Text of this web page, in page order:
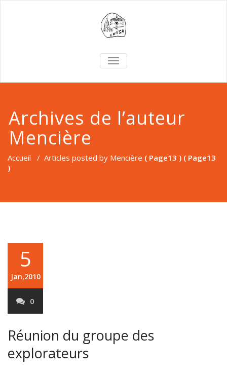
TOGGLE
NAVIGATION
Archives de l’auteur
Mencière
Accueil / Articles posted by Mencière ( Page13 ) ( Page13
)
5
Jan,2010
0
Réunion du groupe des
explorateurs